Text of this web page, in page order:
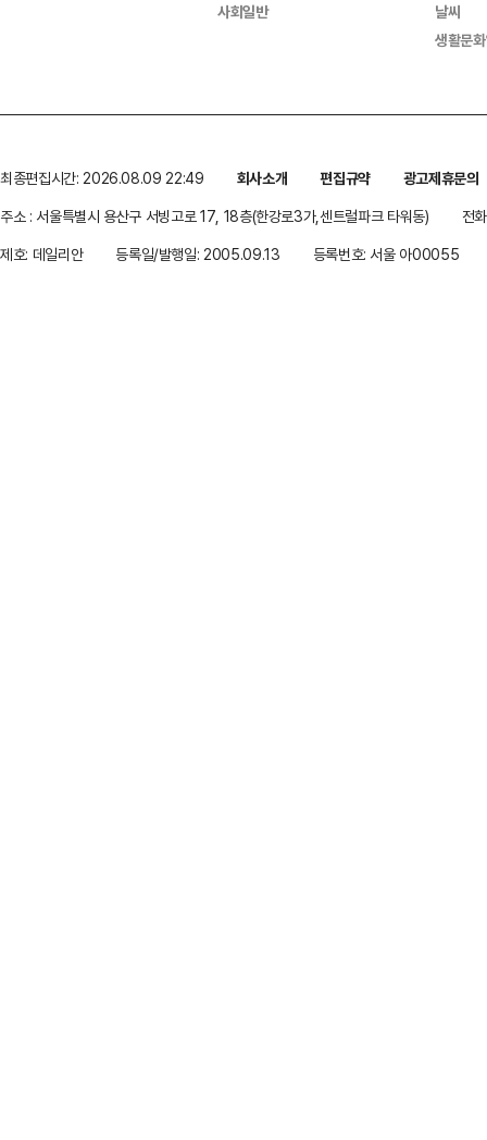
사회일반
날씨
생활문
최종편집시간: 2026.08.09 22:49 회사소개 편집규약
광고제휴문의
주소 : 서울특별시 용산구 서빙고로 17, 18층(한강로3가,센트럴파크 타워동)
전
제호: 데일리안
등록일/발행일: 2005.09.13 등록번호: 서울 아00055